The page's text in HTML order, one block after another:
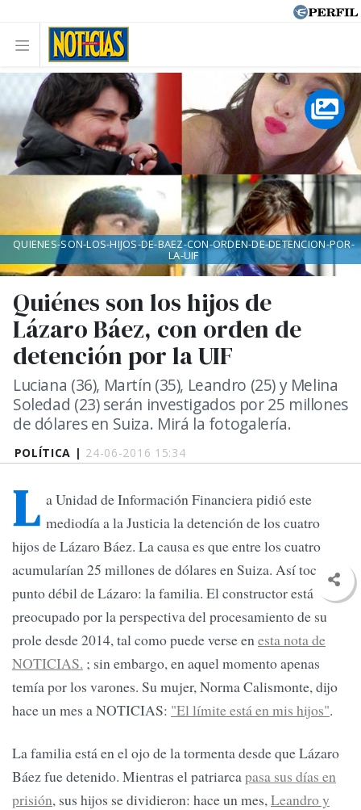
POLÍTICA | 24-06-2016 15:34
Quiénes son los hijos de
Lázaro Báez, con orden de
detención por la UIF
Luciana (36), Martín (35), Leandro (25) y Melina
Soledad (23) serán investigados por 25 millones
de dólares en Suiza. Mirá la fotogalería.
QUIENES-SON-LOS-HIJOS-DE-BAEZ-CON-ORDEN-DE-DETENCION-POR-
LA-UIF
L a Unidad de Información Financiera pidió este
mediodía a la Justicia la detención de los cuatro
hijos de Lázaro Báez. La causa es que entre los cuatro
acumularían 25 millones de dólares en Suiza. Así toca el
punto débil de Lázaro: la familia. El constructor está
preocupado por la perspectiva del procesamiento de su
prole desde 2014, tal como puede verse enesta nota de
NOTICIAS. ; sin embargo, en aquel momento apenas
temía por los varones. Su mujer, Norma Calismonte, dijo
hace un mes a NOTICIAS: "El límite está en mis hijos".
La familia está en el ojo de la tormenta desde que Lázaro
Báez fue detenido. Mientras el patriarcapasa sus días en
prisión, sus hijos se dividieron: hace un mes,Leandro y